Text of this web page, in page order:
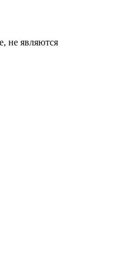
не являются